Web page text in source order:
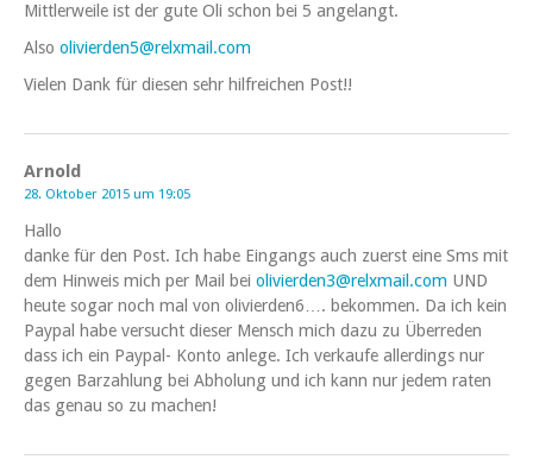
Mittlerweile ist der gute Oli schon bei 5 angelangt.
Also olivierden5@relxmail.com
Vielen Dank für diesen sehr hilfreichen Post!!
Arnold
28. Oktober 2015 um 19:05
Hallo
danke für den Post. Ich habe Eingangs auch zuerst eine Sms mit
dem Hinweis mich per Mail bei olivierden3@relxmail.com UND
heute sogar noch mal von olivierden6…. bekommen. Da ich kein
Paypal habe versucht dieser Mensch mich dazu zu Überreden
dass ich ein Paypal- Konto anlege. Ich verkaufe allerdings nur
gegen Barzahlung bei Abholung und ich kann nur jedem raten
das genau so zu machen!